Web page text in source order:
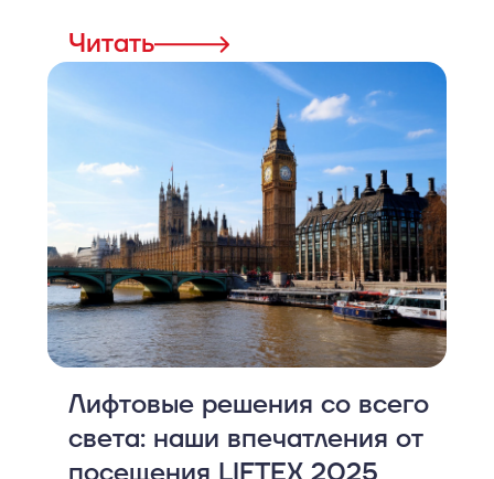
Читать
Лифтовые решения со всего
света: наши впечатления от